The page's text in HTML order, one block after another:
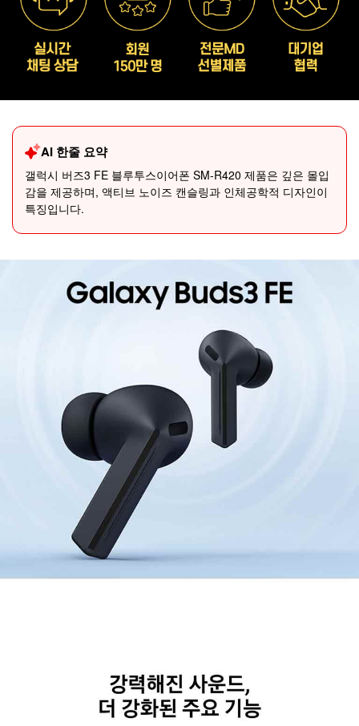
AI 한줄 요약
갤럭시 버즈3 FE 블루투스이어폰 SM-R420 제품은 깊은 몰입
감을 제공하며, 액티브 노이즈 캔슬링과 인체공학적 디자인이
특징입니다.